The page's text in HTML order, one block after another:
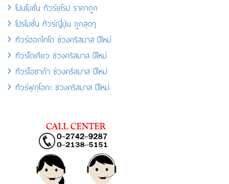
โปนโมชั่น ทัวร์ยุโรป ราคาถูก
โปรโมชั่น ทัวร์ญี่ปุ่น ถูกสุดๆ
ทัวร์ฮอกไกโด ช่วงคริสมาส ปีใหม่
ทัวร์โตเกียว ช่วงคริสมาส ปีใหม่
ทัวร์โอซาก้า ช่วงคริสมาส ปีใหม่
ทัวร์ฟุกุโอกะ ช่วงคริสมาส ปีใหม่